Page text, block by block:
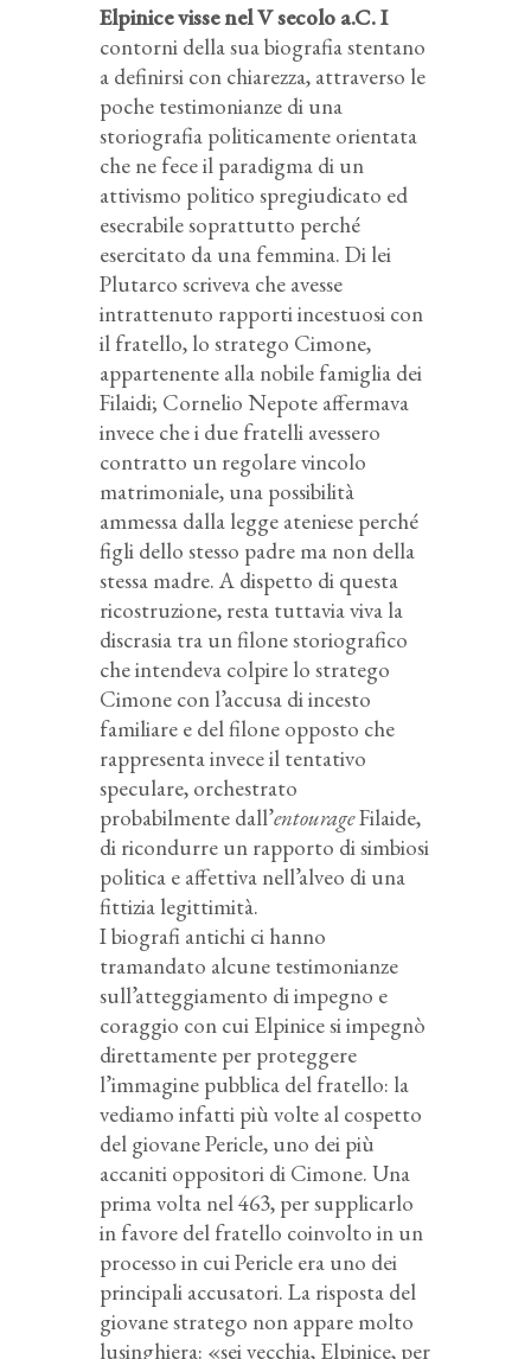
Elpinice visse nel V secolo a.C. I
contorni della sua biografia stentano
a definirsi con chiarezza, attraverso le
poche testimonianze di una
storiografia politicamente orientata
che ne fece il paradigma di un
attivismo politico spregiudicato ed
esecrabile soprattutto perché
esercitato da una femmina. Di lei
Plutarco scriveva che avesse
intrattenuto rapporti incestuosi con
il fratello, lo stratego Cimone,
appartenente alla nobile famiglia dei
Filaidi; Cornelio Nepote affermava
invece che i due fratelli avessero
contratto un regolare vincolo
matrimoniale, una possibilità
ammessa dalla legge ateniese perché
figli dello stesso padre ma non della
stessa madre. A dispetto di questa
ricostruzione, resta tuttavia viva la
discrasia tra un filone storiografico
che intendeva colpire lo stratego
Cimone con l’accusa di incesto
familiare e del filone opposto che
rappresenta invece il tentativo
speculare, orchestrato
probabilmente dall’entourageFilaide,
di ricondurre un rapporto di simbiosi
politica e affettiva nell’alveo di una
fittizia legittimità.
I biografi antichi ci hanno
tramandato alcune testimonianze
sull’atteggiamento di impegno e
coraggio con cui Elpinice si impegnò
direttamente per proteggere
l’immagine pubblica del fratello: la
vediamo infatti più volte al cospetto
del giovane Pericle, uno dei più
accaniti oppositori di Cimone. Una
prima volta nel 463, per supplicarlo
in favore del fratello coinvolto in un
processo in cui Pericle era uno dei
principali accusatori. La risposta del
giovane stratego non appare molto
lusinghiera: «sei vecchia, Elpinice, per